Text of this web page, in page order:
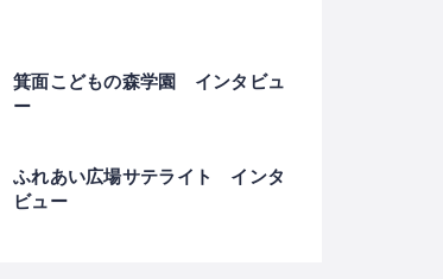
箕面こどもの森学園 インタビュ
ー
ふれあい広場サテライト インタ
ビュー